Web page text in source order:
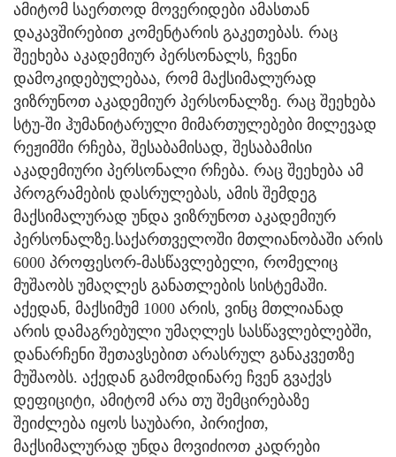
ამიტომ საერთოდ მოვერიდები ამასთან
დაკავშირებით კომენტარის გაკეთებას. რაც
შეეხება აკადემიურ პერსონალს, ჩვენი
დამოკიდებულებაა, რომ მაქსიმალურად
ვიზრუნოთ აკადემიურ პერსონალზე. რაც შეეხება
სტუ-ში ჰუმანიტარული მიმართულებები მილევად
რეჟიმში რჩება, შესაბამისად, შესაბამისი
აკადემიური პერსონალი რჩება. რაც შეეხება ამ
პროგრამების დასრულებას, ამის შემდეგ
მაქსიმალურად უნდა ვიზრუნოთ აკადემიურ
პერსონალზე.საქართველოში მთლიანობაში არის
6000 პროფესორ-მასწავლებელი, რომელიც
მუშაობს უმაღლეს განათლების სისტემაში.
აქედან, მაქსიმუმ 1000 არის, ვინც მთლიანად
არის დამაგრებული უმაღლეს სასწავლებლებში,
დანარჩენი შეთავსებით არასრულ განაკვეთზე
მუშაობს. აქედან გამომდინარე ჩვენ გვაქვს
დეფიციტი, ამიტომ არა თუ შემცირებაზე
შეიძლება იყოს საუბარი, პირიქით,
მაქსიმალურად უნდა მოვიძიოთ კადრები